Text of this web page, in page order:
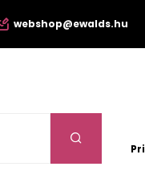
webshop@ewalds.hu